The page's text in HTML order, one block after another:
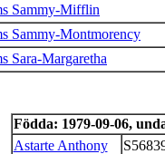
Sammy-Mifflin
Sammy-Montmorency
Sara-Margaretha
Födda: 1979-09-06,
Astarte Anthony